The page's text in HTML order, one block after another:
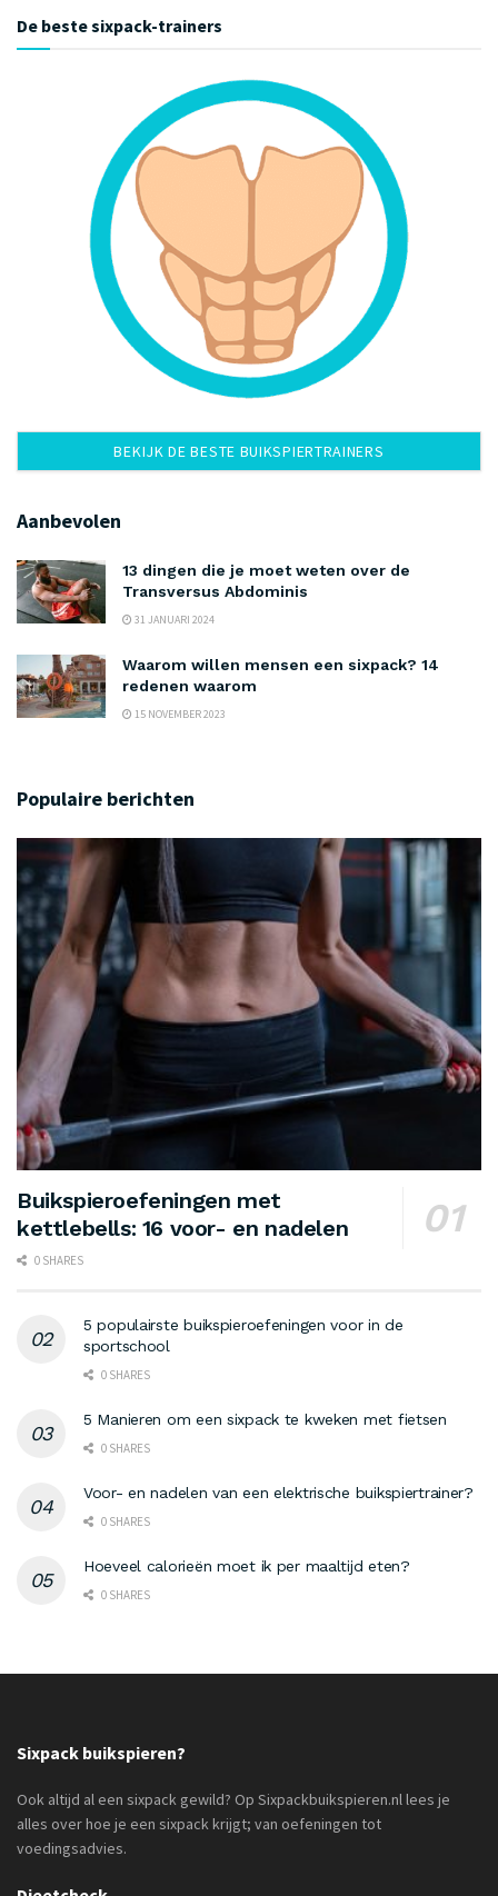
De beste sixpack-trainers
BEKIJK DE BESTE BUIKSPIERTRAINERS
Aanbevolen
13 dingen die je moet weten over de
Transversus Abdominis
31 JANUARI 2024
Waarom willen mensen een sixpack? 14
redenen waarom
15 NOVEMBER 2023
Populaire berichten
Buikspieroefeningen met
kettlebells: 16 voor- en nadelen
0 SHARES
5 populairste buikspieroefeningen voor in de
sportschool
0 SHARES
5 Manieren om een sixpack te kweken met fietsen
0 SHARES
Voor- en nadelen van een elektrische buikspiertrainer?
0 SHARES
Hoeveel calorieën moet ik per maaltijd eten?
0 SHARES
Sixpack buikspieren?
Ook altijd al een sixpack gewild? Op Sixpackbuikspieren.nl lees je
alles over hoe je een sixpack krijgt; van oefeningen tot
voedingsadvies.